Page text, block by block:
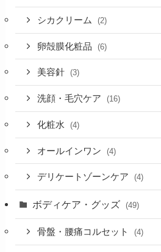
シカクリーム (2)
卵殻膜化粧品 (6)
美容針 (3)
洗顔・毛穴ケア (16)
化粧水 (4)
オールインワン (4)
デリケートゾーンケア (4)
ボディケア・グッズ (49)
骨盤・腰痛コルセット (4)